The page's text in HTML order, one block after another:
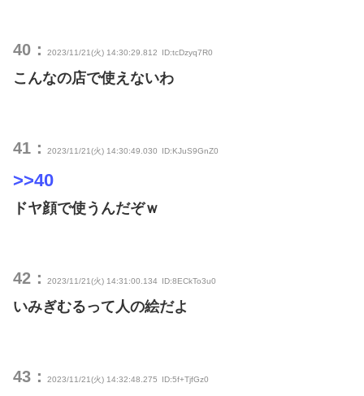
40： 2023/11/21(火) 14:30:29.812 ID:tcDzyq7R0
こんなの店で使えないわ
41： 2023/11/21(火) 14:30:49.030 ID:KJuS9GnZ0
>>40
ドヤ顔で使うんだぞｗ
42： 2023/11/21(火) 14:31:00.134 ID:8ECkTo3u0
いみぎむるって人の絵だよ
43： 2023/11/21(火) 14:32:48.275 ID:5f+TjfGz0